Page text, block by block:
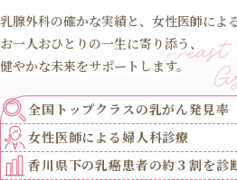
乳腺外科の確かな実績と、女性医師によ
お一人おひとりの一生に寄り添う、
健やかな未来をサポートします。
全国トップクラスの乳がん発見率
女性医師による 婦人科診療
香川県下の乳癌患者の約３割を診